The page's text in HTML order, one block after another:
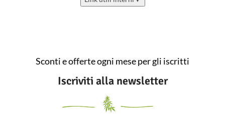
Sconti e offerte ogni mese per gli iscritti
Iscriviti alla newsletter